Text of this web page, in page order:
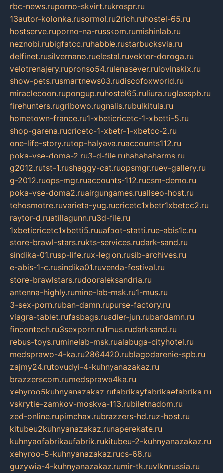
rbc-news.ruporno-skvirt.rukrospr.ru
13autor-kolonka.rusormol.ru2rich.ruhostel-65.ru
hostserve.ruporno-na-russkom.rumishinlab.ru
neznobi.rubigfatcc.ruhabble.rustarbucksvia.ru
delfinet.rusilvernano.ruelestal.ruvektor-doroga.ru
velotrenajery.rupronso54.rulenasever.rulovinskix.ru
show-pets.rusmartnews03.rudiscofoxworld.ru
miraclecoon.rupongup.ruhostel65.ruliura.ruglasspb.ru
firehunters.rugribowo.rugnalis.rubulkitula.ru
hometown-france.ru1-xbeticricetc-1-xbetti-5.ru
shop-garena.rucricetc-1-xbetr-1-xbetcc-2.ru
one-life-story.rutop-halyava.ruaccounts112.ru
poka-vse-doma-2.ru3-d-file.ruhahahaharms.ru
g2012.rutst-1.rushaggy-cat.ruopsmgr.ruev-gallery.ru
g-2012.ruops-mgr.ruaccounts-112.rucsm-demo.ru
poka-vse-doma2.ruairgungames.ruallseo-host.ru
tehosmotre.ruvarieta-yug.rucricetc1xbetr1xbetcc2.ru
raytor-d.ruatillagunn.ru3d-file.ru
1xbeticricetc1xbetti5.ruuafoot-statti.rue-abis1c.ru
store-brawl-stars.rukts-services.rudark-sand.ru
sindika-01.rusp-life.rux-legion.rusib-archives.ru
e-abis-1-c.rusindika01.ruvenda-festival.ru
store-brawlstars.rudooraleksandria.ru
antenna-highly.rumine-lab-msk.ru1-mus.ru
3-sex-porn.ruban-damn.rupurse-factory.ru
viagra-tablet.rufasbags.ruadler-jun.rubandamn.ru
fincontech.ru3sexporn.ru1mus.rudarksand.ru
rebus-toys.ruminelab-msk.rualabuga-cityhotel.ru
medsprawo-4-ka.ru2864420.rublagodarenie-spb.ru
zajmy24.rutovudyi-4-kuhnyanazakaz.ru
brazzerscom.rumedsprawo4ka.ru
xehyroo5kuhnyanazakaz.rufabrikayfabrikaefabrika.ru
vskrytie-zamkov-moskva-113.rubiletnadom.ru
zed-online.rupimchax.rubrazzers-hd.ruz-host.ru
kitubeu2kuhnyanazakaz.runaperekate.ru
kuhnyaofabrikaufabrik.rukitubeu-2-kuhnyanazakaz.ru
xehyroo-5-kuhnyanazakaz.rucs-68.ru
guzywia-4-kuhnyanazakaz.rumir-tk.ruvlknrussia.ru